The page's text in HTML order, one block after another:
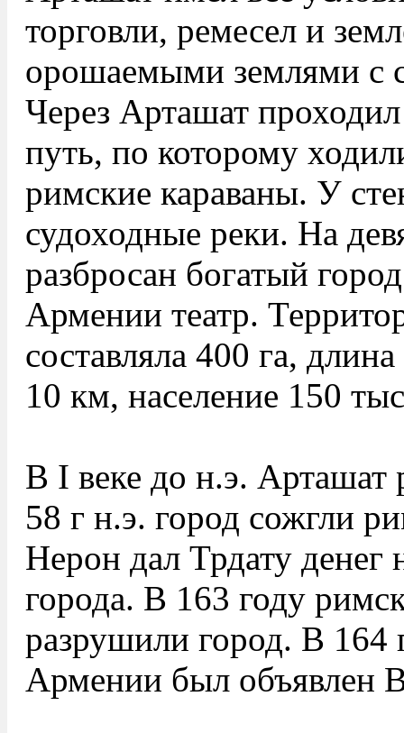
торговли, ремесел и
орошаемыми землями с
Через Арташат
путь, по которому
римские караваны. У
судоходные реки. На
разбросан богатый
Армении театр.
составляла 400 га,
10 км, население 150
В I веке до н.э.
58 г н.э. город сожгли
Нерон дал Трдату денег
города. В 163 году
разрушили город. В 164
Армении был объявлен